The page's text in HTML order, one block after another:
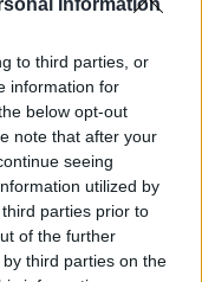
Information
to third parties, or
information for
below opt-out
note that after your
seeing
utilized by
parties prior to
of the further
third parties on the
Silva nori